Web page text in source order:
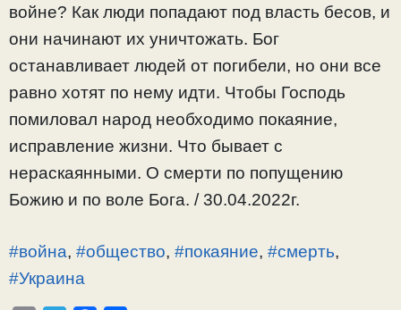
войне? Как люди попадают под власть бесов, и
они начинают их уничтожать. Бог
останавливает людей от погибели, но они все
равно хотят по нему идти. Чтобы Господь
помиловал народ необходимо покаяние,
исправление жизни. Что бывает с
нераскаянными. О смерти по попущению
Божию и по воле Бога. / 30.04.2022г.
#война, #общество, #покаяние, #смерть,
#Украина